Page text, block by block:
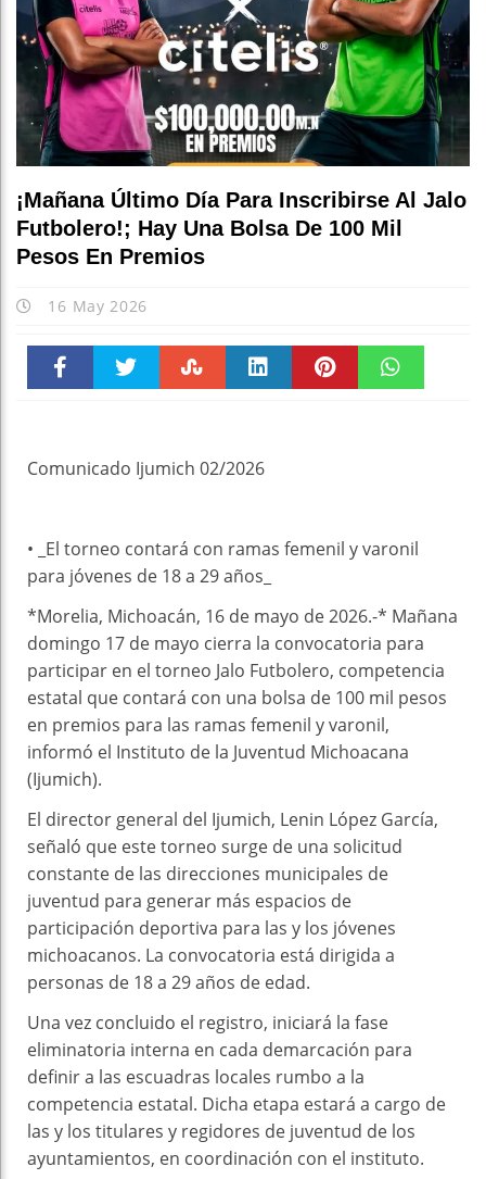
¡Mañana Último Día Para Inscribirse Al Jalo
Futbolero!; Hay Una Bolsa De 100 Mil
Pesos En Premios
16 May 2026
Comunicado Ijumich 02/2026
• _El torneo contará con ramas femenil y varonil
para jóvenes de 18 a 29 años_
*Morelia, Michoacán, 16 de mayo de 2026.-* Mañana
domingo 17 de mayo cierra la convocatoria para
participar en el torneo Jalo Futbolero, competencia
estatal que contará con una bolsa de 100 mil pesos
en premios para las ramas femenil y varonil,
informó el Instituto de la Juventud Michoacana
(Ijumich).
El director general del Ijumich, Lenin López García,
señaló que este torneo surge de una solicitud
constante de las direcciones municipales de
juventud para generar más espacios de
participación deportiva para las y los jóvenes
michoacanos. La convocatoria está dirigida a
personas de 18 a 29 años de edad.
Una vez concluido el registro, iniciará la fase
eliminatoria interna en cada demarcación para
definir a las escuadras locales rumbo a la
competencia estatal. Dicha etapa estará a cargo de
las y los titulares y regidores de juventud de los
ayuntamientos, en coordinación con el instituto.